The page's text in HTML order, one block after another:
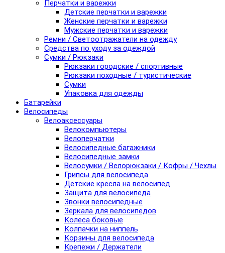
Перчатки и варежки
Детские перчатки и варежки
Женские перчатки и варежки
Мужские перчатки и варежки
Ремни / Светоотражатели на одежду
Средства по уходу за одеждой
Сумки / Рюкзаки
Рюкзаки городские / спортивные
Рюкзаки походные / туристические
Сумки
Упаковка для одежды
Батарейки
Велосипеды
Велоаксессуары
Велокомпьютеры
Велоперчатки
Велосипедные багажники
Велосипедные замки
Велосумки / Велорюкзаки / Кофры / Чехлы
Грипсы для велосипеда
Детские кресла на велосипед
Защита для велосипеда
Звонки велосипедные
Зеркала для велосипедов
Колеса боковые
Колпачки на ниппель
Корзины для велосипеда
Крепежи / Держатели